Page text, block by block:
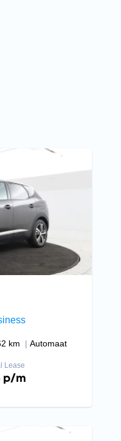
km Automaat
Lease
p/m